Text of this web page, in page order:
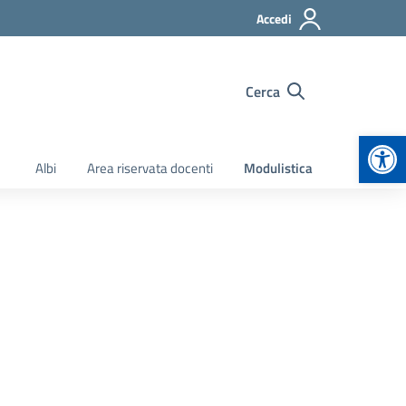
Accedi
Cerca
Albi Area riservata docenti Modulistica